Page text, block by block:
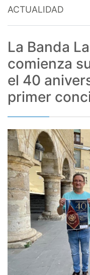
ACTUALIDAD
La Banda
comienza
el 40
primer